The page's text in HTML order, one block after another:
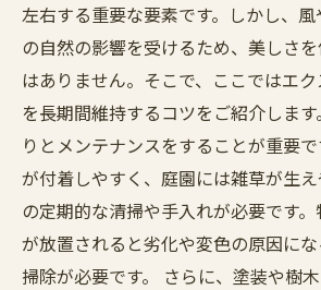
左右する重要な要素です。しかし、
の自然の影響を受けるため、美しさ
はありません。そこで、ここではエ
を長期間維持するコツをご紹介しま
りとメンテナンスをすることが重要
が付着しやすく、庭園には雑草が生
の定期的な清掃や手入れが必要です
が放置されると劣化や変色の原因に
掃除が必要です。 さらに、塗装や樹